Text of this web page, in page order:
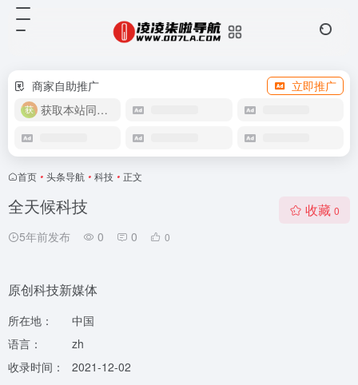
商家自助推广
立即推广
获取本站同款主题
首页 • 头条导航 • 科技 • 正文
全天候科技
5年前发布 0 0 0
收藏 0
原创科技新媒体
所在地：
中国
语言：
zh
收录时间：
2021-12-02